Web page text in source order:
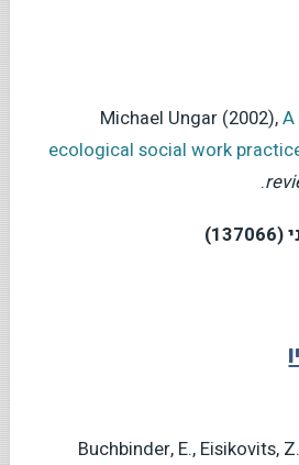
Michael Ungar (2002),
ecological social work
Buchbinder, E., Eisikovits,